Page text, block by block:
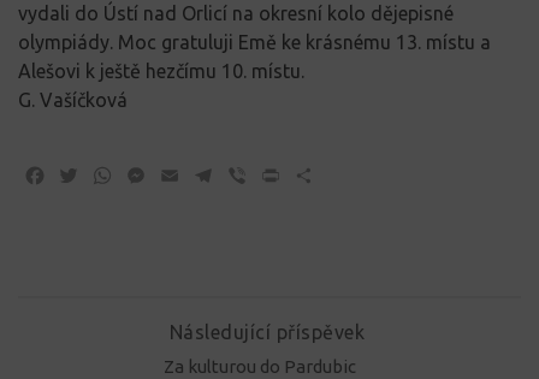
vydali do Ústí nad Orlicí na okresní kolo dějepisné
olympiády. Moc gratuluji Emě ke krásnému 13. místu a
Alešovi k ještě hezčímu 10. místu.
G. Vašíčková
Facebook
TwitterWhatsApp
Messenger
Email Telegram
Viber Print
Následující příspěvek
Za kulturou do Pardubic